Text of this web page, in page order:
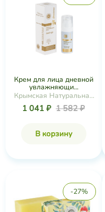
Крем для лица дневной
увлажняющи...
Крымская Натуральная
Коллекция
1 041 ₽ 1 582 ₽
В корзину
-27%